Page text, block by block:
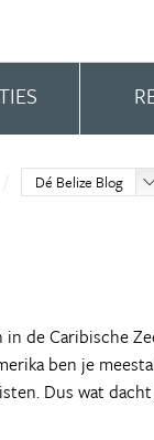
Dé Belize Blog
de Caribische
ben je
Dus wat